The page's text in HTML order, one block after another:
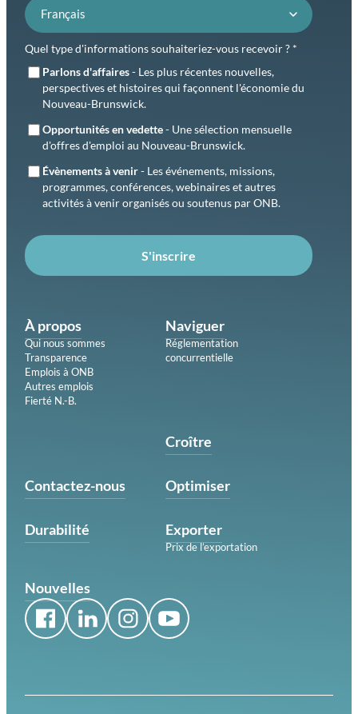
Préférence de langue
Quel type d'informations souhaiteriez-vous recevoir ? *
Parlons d'affaires- Les plus récentes nouvelles,
perspectives et histoires qui façonnent l'économie du
Nouveau-Brunswick.
Opportunités en vedette- Une sélection mensuelle
d'offres d'emploi au Nouveau-Brunswick.
Évènements à venir- Les événements, missions,
programmes, conférences, webinaires et autres
activités à venir organisés ou soutenus par ONB.
S'inscrire
Naviguer
Réglementation
concurrentielle
Croître
Optimiser
Exporter
Prix de l’exportation
À propos
Qui nous sommes
Transparence
Emplois à ONB
Autres emplois
Fierté N.-B.
Contactez-nous
Nouvelles
Durabilité